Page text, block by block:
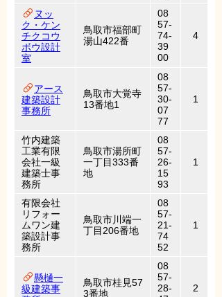
ヌッ
ク・ケン
チクコウ
ボウ設計
室
鳥取市福部町
湯山422番
08
57-
74-
39
00
4
アース
建築設計
事務所
鳥取市大覚寺
13番地1
08
57-
30-
07
77
1
竹内建築
工業有限
会社一級
建築士事
務所
鳥取市湯所町
一丁目333番
地
08
57-
26-
15
93
1
有限会社
リフォー
ムワン建
築設計事
務所
鳥取市川端一
丁目206番地
08
57-
21-
74
52
1
懸樋一
級建築事
鳥取市桂見57
3番地
08
57-
28-
2